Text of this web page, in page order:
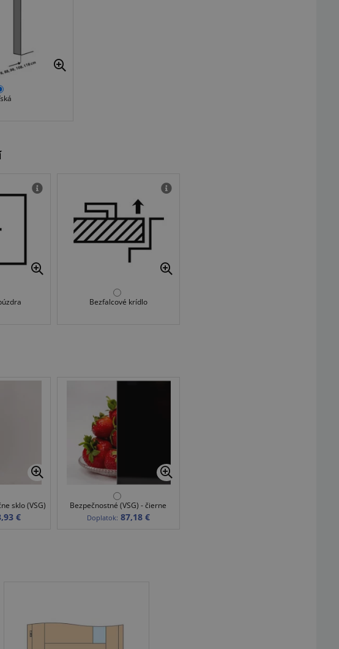
Bezfalcové krídlo
sklo (VSG)
€
Bezpečnostné (VSG) - čierne
Doplatok: 87,18 €